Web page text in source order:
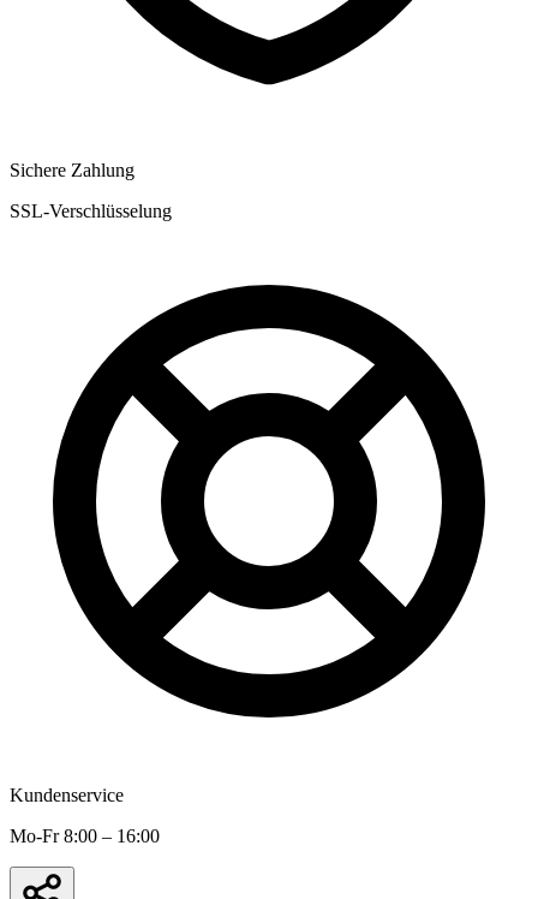
Sichere Zahlung
SSL-Verschlüsselung
Kundenservice
Mo-Fr 8:00 – 16:00